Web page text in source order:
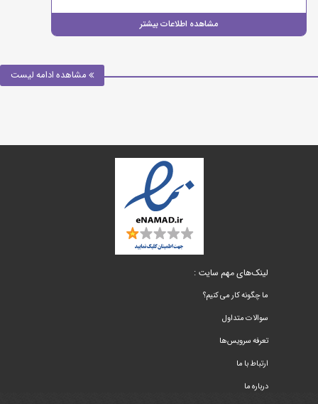
مشاهده اطلاعات بیشتر
مشاهده ادامه لیست
لینک‌های مهم سایت :
ما چگونه کار می کنیم؟
سوالات متداول
تعرفه سرویس‌ها
ارتباط با ما
درباره ما